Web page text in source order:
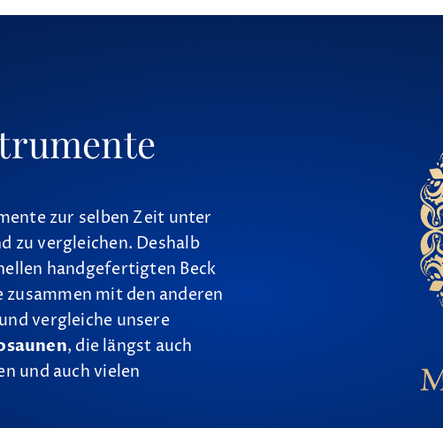
zur selben Zeit unter
zu vergleichen. Deshalb
handgefertigten Beck
mit den anderen
vergleiche unsere
, die längst auch
und auch vielen